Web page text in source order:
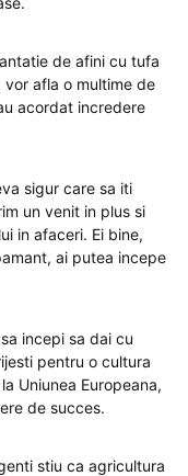
de afini cu tufa
afla o multime de
acordat incredere
sigur care sa iti
un venit in plus si
in afaceri. Ei bine,
ai putea incepe
incepi sa dai cu
pentru o cultura
Uniunea Europeana,
de succes.
stiu ca agricultura